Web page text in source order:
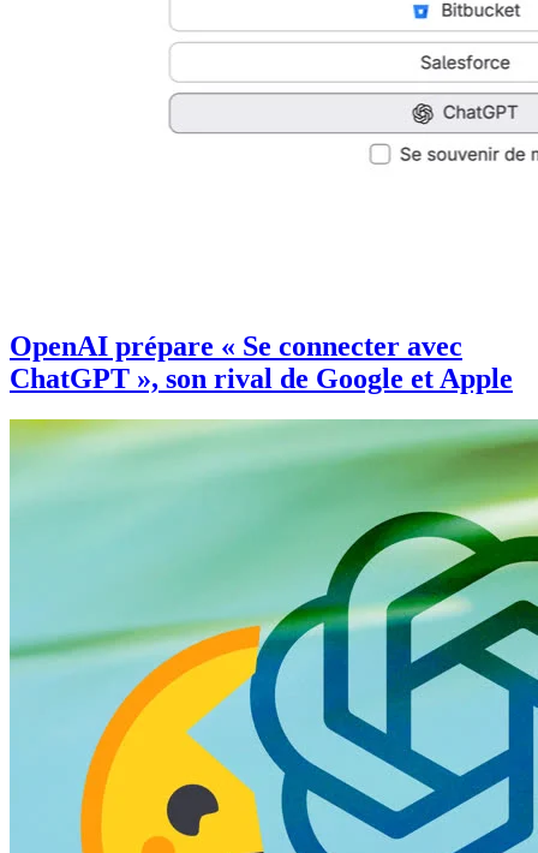
OpenAI prépare « Se connecter avec
ChatGPT », son rival de Google et Apple